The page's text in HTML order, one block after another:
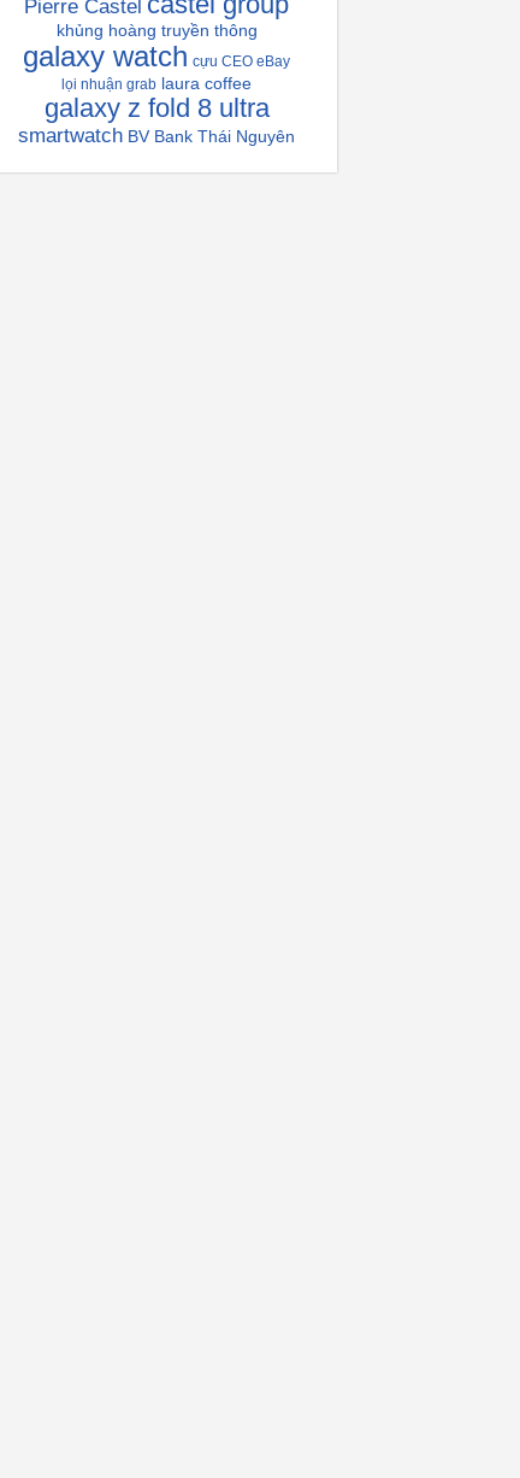
Pierre Castel
khủng hoàng truyền thông
galaxy watch cựu CEO eBay
lọi nhuận grab laura coffee
galaxy z fold 8 ultra
smartwatch BV Bank Thái Nguyên